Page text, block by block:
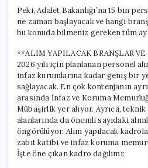
Peki, Adalet Bakanlığı’na 15 bin
ne zaman başlayacak ve hangi
bu konuda bilmeniz gereken tüm
**ALIM YAPILACAK BRANŞLAR
2026 yılı için planlanan personel
infaz kurumlarına kadar geniş bir
sağlayacak. En çok kontenjanın
arasında İnfaz ve Koruma
Mübaşirlik yer alıyor. Ayrıca, teknik
alanlarında da önemli sayıdaki
öngörülüyor. Alım yapılacak
zabıt katibi ve infaz koruma
İşte öne çıkan kadro dağılımı: